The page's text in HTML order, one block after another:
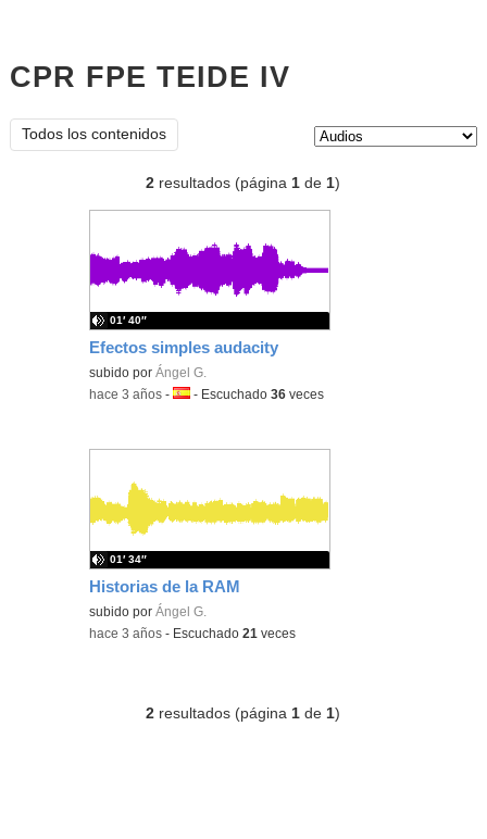
CPR FPE TEIDE IV
Todos los contenidos
2 resultados (página1 de1)
Efectos simples audacity
subido porÁngel G.
01′ 40″
-hace 3 años -Idioma:
- Escuchado36 veces
Historias de la RAM
subido porÁngel G.
01′ 34″
-hace 3 años - Escuchado21 veces
2 resultados (página 1 de 1)